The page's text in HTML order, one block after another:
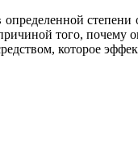
того, почему
которое